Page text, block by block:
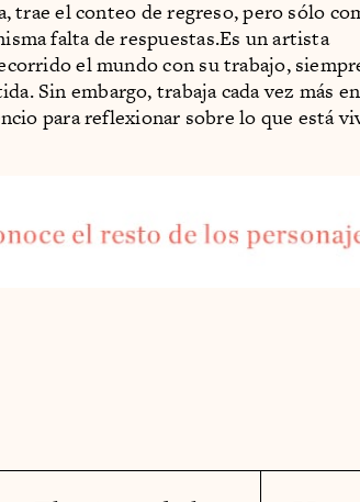
trae el conteo de regreso, pero sólo
falta de respuestas.Es un artista
el mundo con su trabajo,
Sin embargo, trabaja cada vez más
para reflexionar sobre lo que está